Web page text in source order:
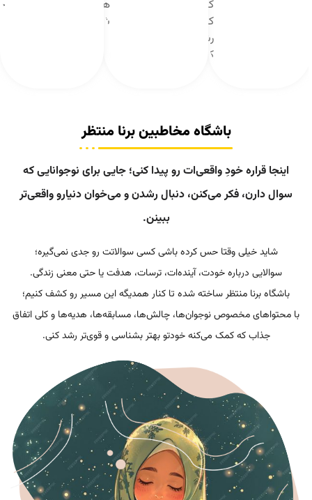
باشگاه مخاطبین برنا منتظر
خودِ واقعی‌ات رو پیدا کنی؛ جایی برای نوجوانایی که
فکر می‌کنن، دنبال رشدن و می‌خوان دنیارو واقعی‌تر
وقتا حس کرده باشی کسی سوالاتت رو جدی نمی‌گیره؛
درباره خودت، آینده‌ات، ترسات، هدفت یا حتی معنی زندگی.
منتظر ساخته شده تا کنار همدیگه این مسیر رو کشف کنیم؛
مخصوص نوجوان‌ها، چالش‌ها، مسابقه‌ها، هدیه‌ها و کلی اتفاق
که کمک می‌کنه خودتو بهتر بشناسی و قوی‌تر رشد کنی.